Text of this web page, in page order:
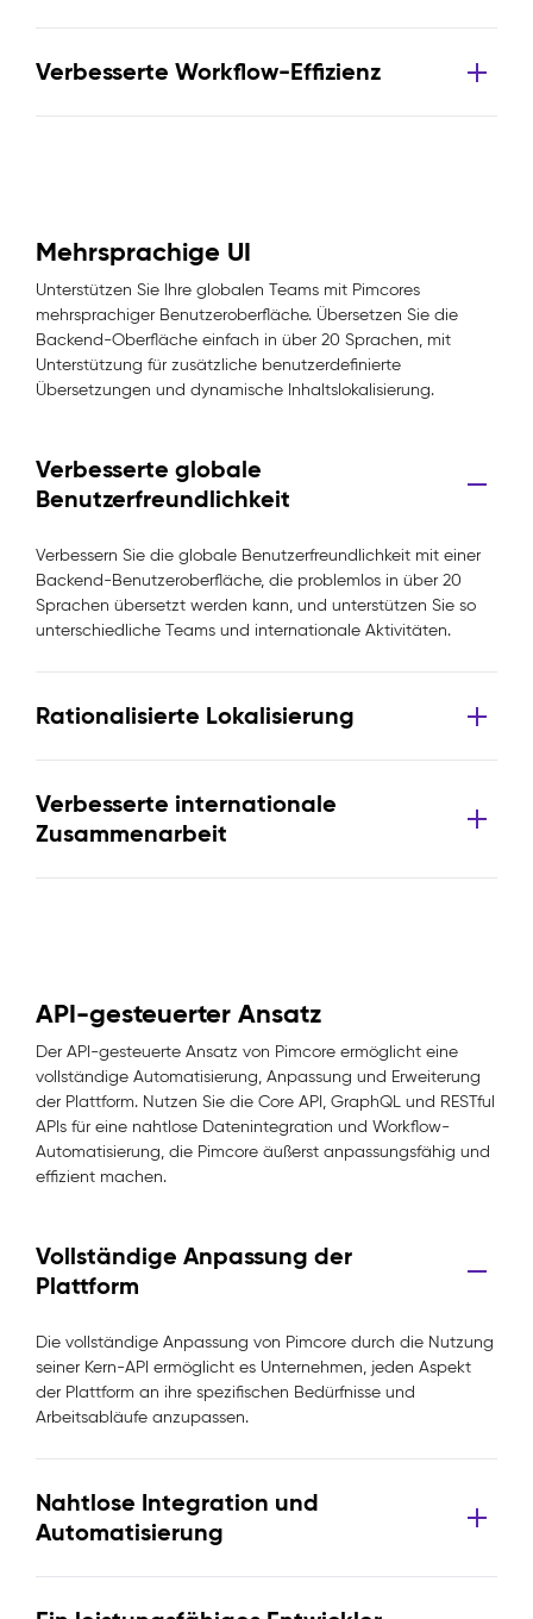
Verbesserte Workflow-Effizienz
Mehrsprachige UI
Unterstützen Sie Ihre globalen Teams mit Pimcores
mehrsprachiger Benutzeroberfläche. Übersetzen Sie die
Backend-Oberfläche einfach in über 20 Sprachen, mit
Unterstützung für zusätzliche benutzerdefinierte
Übersetzungen und dynamische Inhaltslokalisierung.
Verbesserte globale
Benutzerfreundlichkeit
Verbessern Sie die globale Benutzerfreundlichkeit mit einer
Backend-Benutzeroberfläche, die problemlos in über 20
Sprachen übersetzt werden kann, und unterstützen Sie so
unterschiedliche Teams und internationale Aktivitäten.
Rationalisierte Lokalisierung
Verbesserte internationale
Zusammenarbeit
API-gesteuerter Ansatz
Der API-gesteuerte Ansatz von Pimcore ermöglicht eine
vollständige Automatisierung, Anpassung und Erweiterung
der Plattform. Nutzen Sie die Core API, GraphQL und RESTful
APIs für eine nahtlose Datenintegration und Workflow-
Automatisierung, die Pimcore äußerst anpassungsfähig und
effizient machen.
Vollständige Anpassung der
Plattform
Die vollständige Anpassung von Pimcore durch die Nutzung
seiner Kern-API ermöglicht es Unternehmen, jeden Aspekt
der Plattform an ihre spezifischen Bedürfnisse und
Arbeitsabläufe anzupassen.
Nahtlose Integration und
Automatisierung